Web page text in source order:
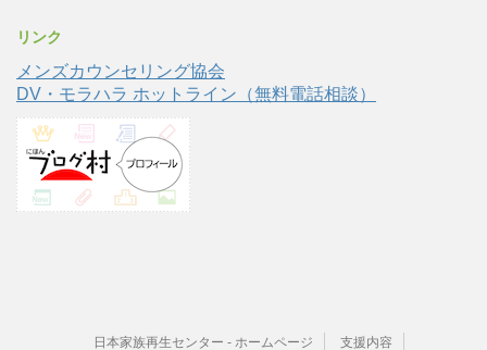
リンク
メンズカウンセリング協会
DV・モラハラ ホットライン（無料電話相談）
日本家族再生センター - ホームページ 支援内容